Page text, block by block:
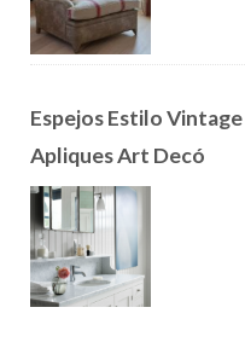
Espejos Estilo Vintage y
Apliques Art Decó